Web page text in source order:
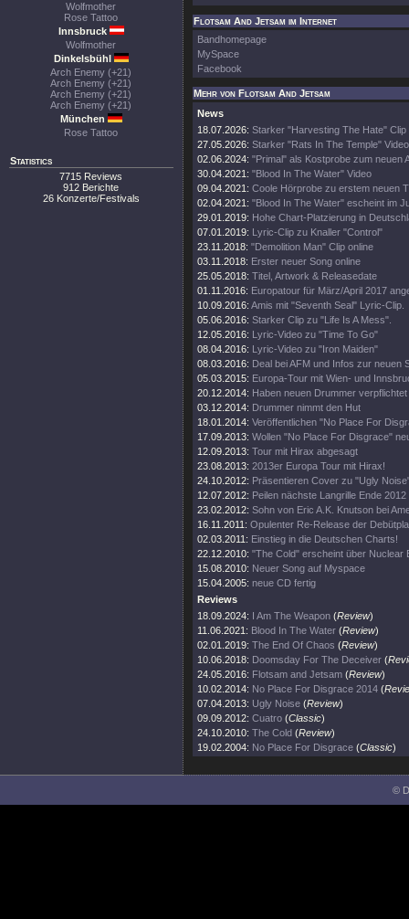
Wolfmother
Rose Tattoo
Innsbruck
Wolfmother
Dinkelsbühl
Arch Enemy (+21)
Arch Enemy (+21)
Arch Enemy (+21)
Arch Enemy (+21)
München
Rose Tattoo
Statistics
7715 Reviews
912 Berichte
26 Konzerte/Festivals
Flotsam And Jetsam im Internet
Bandhomepage
MySpace
Facebook
Mehr von Flotsam And Jetsam
News
18.07.2026: Starker "Harvesting The Hate" Clip
27.05.2026: Starker "Rats In The Temple"
02.06.2024: "Primal" als Kostprobe zum neuen
30.04.2021: "Blood In The Water" Video
09.04.2021: Coole Hörprobe zu erstem neuen
02.04.2021: "Blood In The Water" escheint im
29.01.2019: Hohe Chart-Platzierung in
07.01.2019: Lyric-Clip zu Knaller "Control"
23.11.2018: "Demolition Man" Clip online
03.11.2018: Erster neuer Song online
25.05.2018: Titel, Artwork & Releasedate
01.11.2016: Europatour für März/April 2017
10.09.2016: Amis mit "Seventh Seal" Lyric-Clip.
05.06.2016: Starker Clip zu "Life Is A Mess".
12.05.2016: Lyric-Video zu "Time To Go"
08.04.2016: Lyric-Video zu "Iron Maiden"
08.03.2016: Deal bei AFM und Infos zur neuen
05.03.2015: Europa-Tour mit Wien- und
20.12.2014: Haben neuen Drummer verpflichtet
03.12.2014: Drummer nimmt den Hut
18.01.2014: Veröffentlichen "No Place For
17.09.2013: Wollen "No Place For Disgrace"
12.09.2013: Tour mit Hirax abgesagt
23.08.2013: 2013er Europa Tour mit Hirax!
24.10.2012: Präsentieren Cover zu "Ugly
12.07.2012: Peilen nächste Langrille Ende 2012
23.02.2012: Sohn von Eric A.K. Knutson bei
16.11.2011: Opulenter Re-Release der
02.03.2011: Einstieg in die Deutschen Charts!
22.12.2010: "The Cold" erscheint über Nuclear
15.08.2010: Neuer Song auf Myspace
15.04.2005: neue CD fertig
Reviews
18.09.2024: I Am The Weapon (Review)
11.06.2021: Blood In The Water (Review)
02.01.2019: The End Of Chaos (Review)
10.06.2018: Doomsday For The Deceiver (
24.05.2016: Flotsam and Jetsam (Review)
10.02.2014: No Place For Disgrace 2014 (
07.04.2013: Ugly Noise (Review)
09.09.2012: Cuatro (Classic)
24.10.2010: The Cold (Review)
19.02.2004: No Place For Disgrace (Classic)
©